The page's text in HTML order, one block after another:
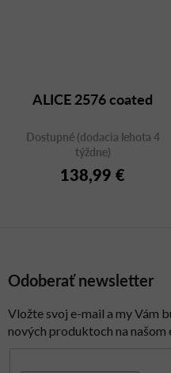
ALICE 2576 coated
Dostupné (dodacia lehota 4
týždne)
138,99 €
Odoberať newsletter
Vložte svoj e-mail a my Vám
nových produktoch na našom